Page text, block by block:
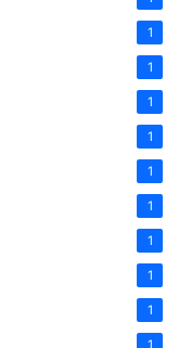
1
1
1
1
1
1
1
1
1
1